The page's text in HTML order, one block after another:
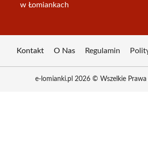
w Łomiankach
Kontakt O Nas Regulamin
e-lomianki.pl 2026 © Wszelkie Prawa